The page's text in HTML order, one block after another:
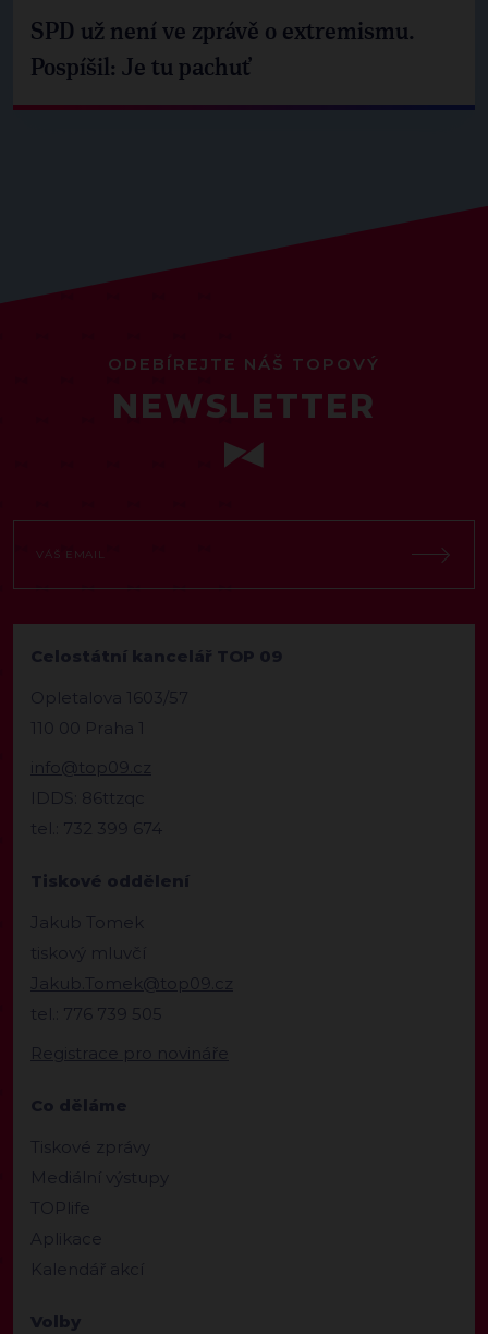
SPD už není ve zprávě o extremismu.
Pospíšil: Je tu pachuť
ODEBÍREJTE NÁŠ TOPOVÝ
NEWSLETTER
Celostátní kancelář TOP 09
Opletalova 1603/57
110 00 Praha 1
info@top09.cz
IDDS: 86ttzqc
tel.: 732 399 674
Tiskové oddělení
Jakub Tomek
tiskový mluvčí
Jakub.Tomek@top09.cz
tel.: 776 739 505
Registrace pro novináře
Co děláme
Tiskové zprávy
Mediální výstupy
TOPlife
Aplikace
Kalendář akcí
Volby